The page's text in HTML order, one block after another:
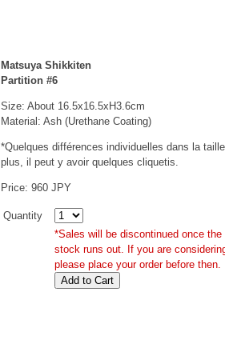
Matsuya Shikkiten
Partition #6
Size: About 16.5x16.5xH3.6cm
Material: Ash (Urethane Coating)
*Quelques différences individuelles dans la
plus, il peut y avoir quelques cliquetis.
Price: 960 JPY
Quantity
*Sales will be discontinued once the
stock runs out. If you are
please place your order before then.